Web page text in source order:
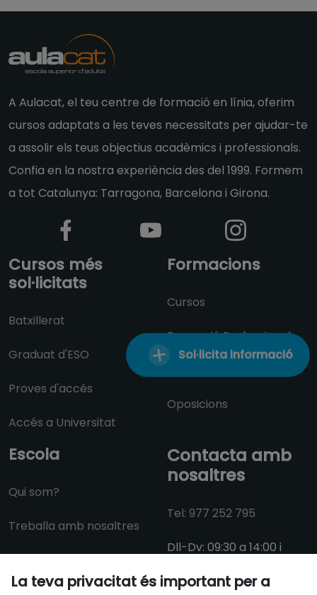
Sol·licita informació
A Aulacat, el teu centre de formació en línia, oferim
cursos adaptats a les teves necessitats per ajudar-te
a assolir els teus objectius acadèmics i professionals.
Confia en la nostra experiència des del 1999. Formem
a tot Catalunya: Tarragona, Barcelona i Girona.
Cursos més
sol·licitats
Batxillerat
Graduat d'ESO
Proves d'accés
Accés a Universitat
Formacions
Cursos
Formació Professional
Oposicions
Escola
Qui som?
Treballa amb nosaltres
Contacta amb
nosaltres
Tel: 977 252 795
Dll-Dv: 09:30 a 14:00 i
La teva privacitat és important per a